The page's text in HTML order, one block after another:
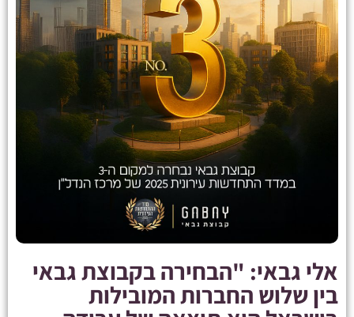
אלי גבאי: "הבחירה בקבוצת גבאי
בין שלוש החברות המובילות